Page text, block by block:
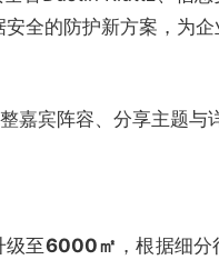
全的防护新方案，为
嘉宾阵容、分享主题与
级至6000㎡ ，根据细